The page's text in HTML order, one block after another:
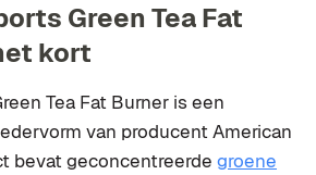
Green Tea Fat
kort
Tea Fat Burner is een
van producent American
bevat geconcentreerde groene